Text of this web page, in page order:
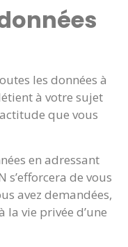
les données à
à votre sujet
que vous
en adressant
s’efforcera de vous
avez demandées,
la vie privée d’une